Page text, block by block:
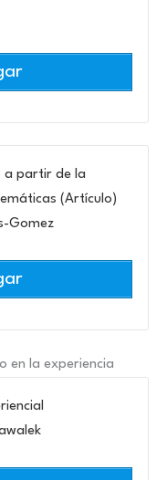
a partir de la
(Artículo)
Gomez
en la experiencia